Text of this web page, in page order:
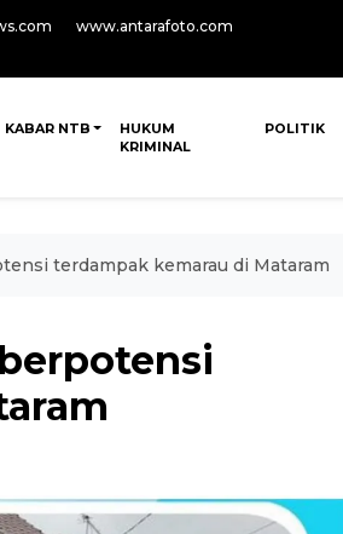
www.antarafoto.com
KABAR NTB
HUKUM
KRIMINAL
POLITIK
terdampak kemarau di Mataram